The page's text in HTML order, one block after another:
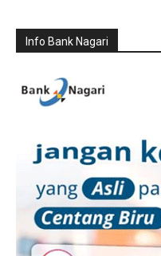
Info Bank Nagari